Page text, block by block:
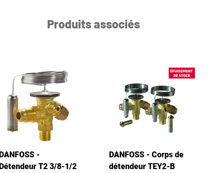
Produits associés
DANFOSS -
Détendeur T2 3/8-1/2
DANFOSS - Corps de
détendeur TEY2-B